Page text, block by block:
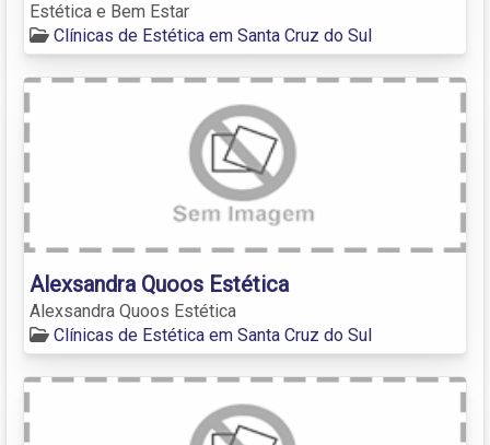
Estética e Bem Estar
Clínicas de Estética em Santa Cruz do Sul
Alexsandra Quoos Estética
Alexsandra Quoos Estética
Clínicas de Estética em Santa Cruz do Sul